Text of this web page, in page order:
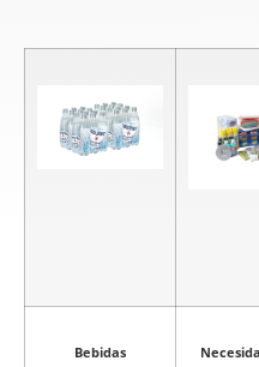
Bebidas